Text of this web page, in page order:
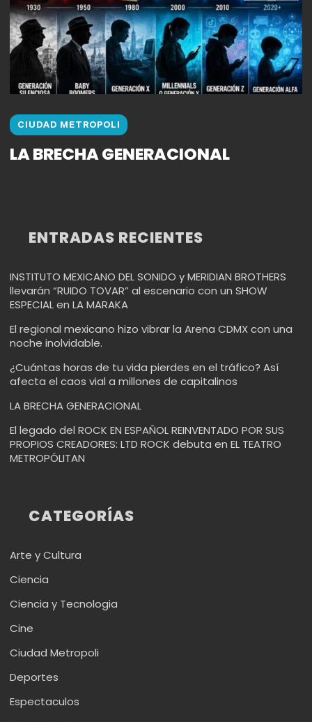
CIUDAD METROPOLI
LA BRECHA GENERACIONAL
ENTRADAS RECIENTES
INSTITUTO MEXICANO DEL SONIDO y MERIDIAN BROTHERS
llevarán “RUIDO TOVAR” al escenario con un SHOW
ESPECIAL en LA MARAKA
El regional mexicano hizo vibrar la Arena CDMX con una
noche inolvidable.
¿Cuántas horas de tu vida pierdes en el tráfico? Así
afecta el caos vial a millones de capitalinos
LA BRECHA GENERACIONAL
El legado del ROCK EN ESPAÑOL REINVENTADO POR SUS
PROPIOS CREADORES: LTD ROCK debuta en EL TEATRO
METROPÓLITAN
CATEGORÍAS
Arte y Cultura
Ciencia
Ciencia y Tecnologia
Cine
Ciudad Metropoli
Deportes
Espectaculos